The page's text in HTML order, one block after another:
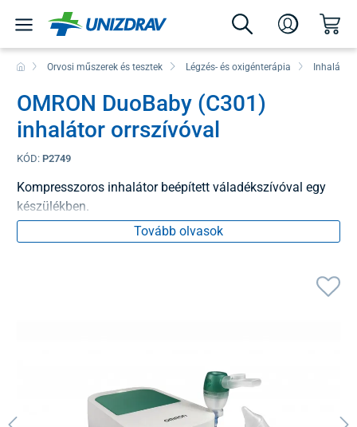
Orvosi műszerek és tesztek Légzés- és oxigénterápia
OMRON DuoBaby (C301)
inhalátor orrszívóval
KÓD: P2749
Kompresszoros inhalátor beépített váladékszívóval egy
készülékben.
Tovább olvasok